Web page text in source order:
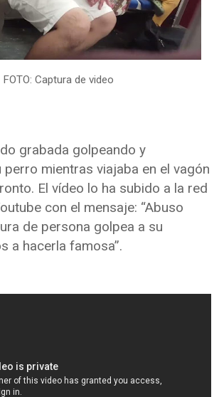
FOTO: Captura de video
grabada golpeando y
mientras viajaba en el vagón
El vídeo lo ha subido a la red
con el mensaje: “Abuso
de persona golpea a su
a hacerla famosa”.